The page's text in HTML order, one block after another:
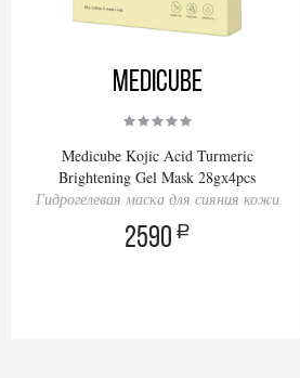
Medicube
Medicube Kojic Acid Turmeric
Brightening Gel Mask 28gх4pcs
Гидрогелевая маска для сияния кожи
2590 a